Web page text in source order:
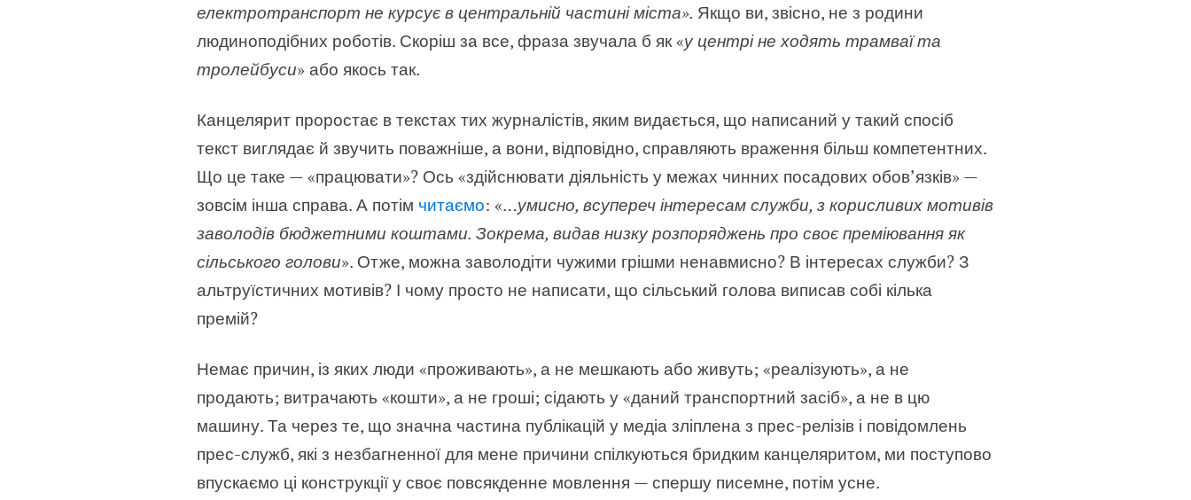
електротранспорт не курсує в центральній частині міста». Якщо ви, звісно, не з родини
людиноподібних роботів. Скоріш за все, фраза звучала б як «у центрі не ходять трамваї та
тролейбуси» або якось так.
Канцелярит проростає в текстах тих журналістів, яким видається, що написаний у такий спосіб
текст виглядає й звучить поважніше, а вони, відповідно, справляють враження більш компетентних.
Що це таке — «працювати»? Ось «здійснювати діяльність у межах чинних посадових обов’язків» —
зовсім інша справа. А потім читаємо: «…умисно, всупереч інтересам служби, з корисливих мотивів
заволодів бюджетними коштами. Зокрема, видав низку розпоряджень про своє преміювання як
сільського голови». Отже, можна заволодіти чужими грішми ненавмисно? В інтересах служби? З
альтруїстичних мотивів? І чому просто не написати, що сільський голова виписав собі кілька
премій?
Немає причин, із яких люди «проживають», а не мешкають або живуть; «реалізують», а не
продають; витрачають «кошти», а не гроші; сідають у «даний транспортний засіб», а не в цю
машину. Та через те, що значна частина публікацій у медіа зліплена з прес-релізів і повідомлень
прес-служб, які з незбагненної для мене причини спілкуються бридким канцеляритом, ми поступово
впускаємо ці конструкції у своє повсякденне мовлення — спершу писемне, потім усне.